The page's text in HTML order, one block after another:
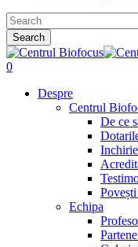
Search
Close
Search
search
0
Despre
Centrul
De ce
Echipa